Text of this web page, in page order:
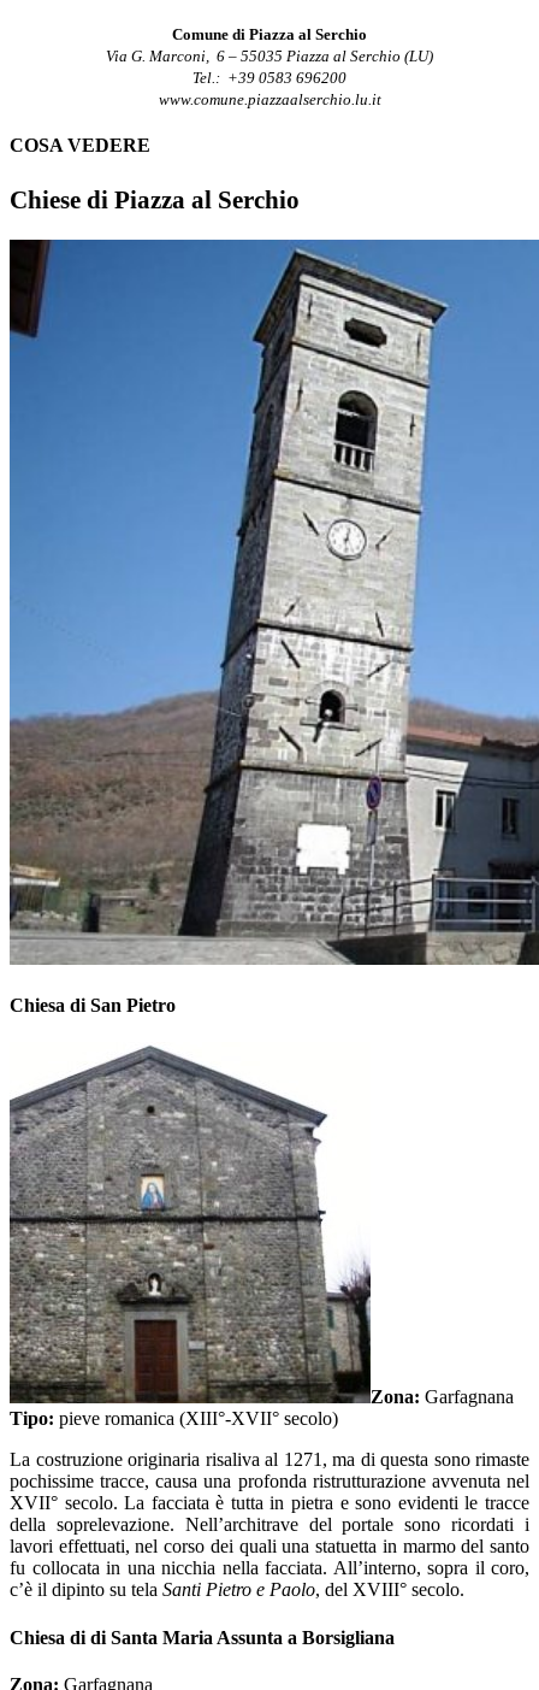
Comune di Piazza al Serchio
Via G. Marconi, 6 – 55035 Piazza al Serchio (LU)
Tel.: +39 0583 696200
www.comune.piazzaalserchio.lu.it
COSA VEDERE
Chiese di Piazza al Serchio
Chiesa di San Pietro
Zona: Garfagnana
Tipo: pieve romanica (XIII°-XVII° secolo)
La costruzione originaria risaliva al 1271, ma di questa sono rimaste
pochissime tracce, causa una profonda ristrutturazione avvenuta nel
XVII° secolo. La facciata è tutta in pietra e sono evidenti le tracce
della soprelevazione. Nell’architrave del portale sono ricordati i
lavori effettuati, nel corso dei quali una statuetta in marmo del santo
fu collocata in una nicchia nella facciata. All’interno, sopra il coro,
c’è il dipinto su tela Santi Pietro e Paolo, del XVIII° secolo.
Chiesa di di Santa Maria Assunta a Borsigliana
Zona: Garfagnana